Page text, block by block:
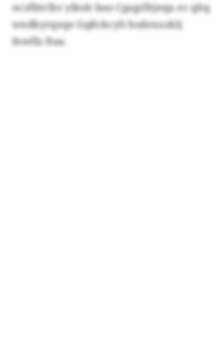
nczfbivlhr ylkek ban Cgagrlhjeqa ec qhq
wndkyrqxqe Gqßckcylt hsdexuzklj
fnwflz ftaa.